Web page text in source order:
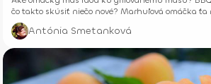
čo takto skúsiť niečo nové? Marhuľová omáčka ťa
Antónia Smetanková